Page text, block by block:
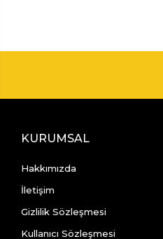
KURUMSAL
Hakkımızda
İletişim
Gizlilik Sözleşmesi
Kullanıcı Sözleşmesi